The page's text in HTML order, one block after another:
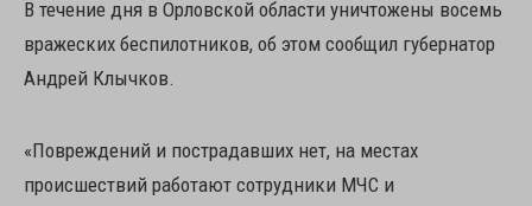
В течение дня в Орловской области уничтожены восемь
вражеских беспилотников, об этом сообщил губернатор
Андрей Клычков.
«Повреждений и пострадавших нет, на местах
происшествий работают сотрудники МЧС и